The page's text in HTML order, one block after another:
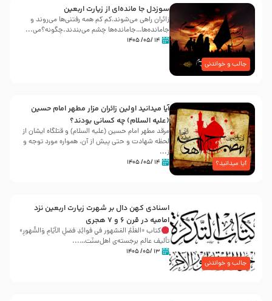
جالب و خواندنی
سوزدل جا مانده‌ای از زیارت اربعین
زائران راهی می‌شوند،کم‌ کم همه رفتنی‌ها می‌روند و
جامانده‌ها…جامانده‌ها چشم می‌بندند.چگونه؟می‌...
۱۴ /۰۵/ ۱۴۰۵
آیا میدانید؟
آیا میدانید اولین زائران مزار مطهر امام حسین
(علیه السلام) چه کسانی بودند؟
مرقد مطهر امام حسین (علیه السلام) و قتلگاه ایشان از
لحظه شهادت و حتی پیش از آن، همواره مورد توجه و
ز...
۱۴ /۰۵/ ۱۴۰۵
جالب و خواندنی
اسنادی کهن دال بر شهرت زیارت اربعین نزد
امامیه در قرن ۶ و ۷ هجری
کتاب «العَلَمُ المَشهور في فَوائِدِ فَضلِ الأيّامِ وَالشُّهورِ»
تألیف عالم برجسته‌ی اهل‌سنّت…...
۱۳ /۰۵/ ۱۴۰۵